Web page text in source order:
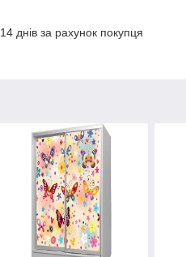
днів за рахунок покупця